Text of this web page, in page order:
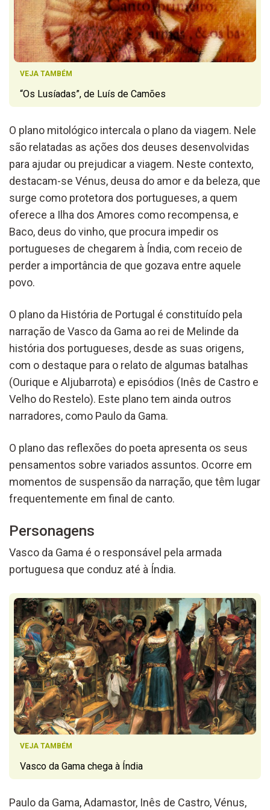
VEJA TAMBÉM
“Os Lusíadas”, de Luís de Camões
O plano mitológico intercala o plano da viagem. Nele
são relatadas as ações dos deuses desenvolvidas
para ajudar ou prejudicar a viagem. Neste contexto,
destacam-se Vénus, deusa do amor e da beleza, que
surge como protetora dos portugueses, a quem
oferece a Ilha dos Amores como recompensa, e
Baco, deus do vinho, que procura impedir os
portugueses de chegarem à Índia, com receio de
perder a importância de que gozava entre aquele
povo.
O plano da História de Portugal é constituído pela
narração de Vasco da Gama ao rei de Melinde da
história dos portugueses, desde as suas origens,
com o destaque para o relato de algumas batalhas
(Ourique e Aljubarrota) e episódios (Inês de Castro e
Velho do Restelo). Este plano tem ainda outros
narradores, como Paulo da Gama.
O plano das reflexões do poeta apresenta os seus
pensamentos sobre variados assuntos. Ocorre em
momentos de suspensão da narração, que têm lugar
frequentemente em final de canto.
Personagens
Vasco da Gama é o responsável pela armada
portuguesa que conduz até à Índia.
VEJA TAMBÉM
Vasco da Gama chega à Índia
Paulo da Gama, Adamastor, Inês de Castro, Vénus,